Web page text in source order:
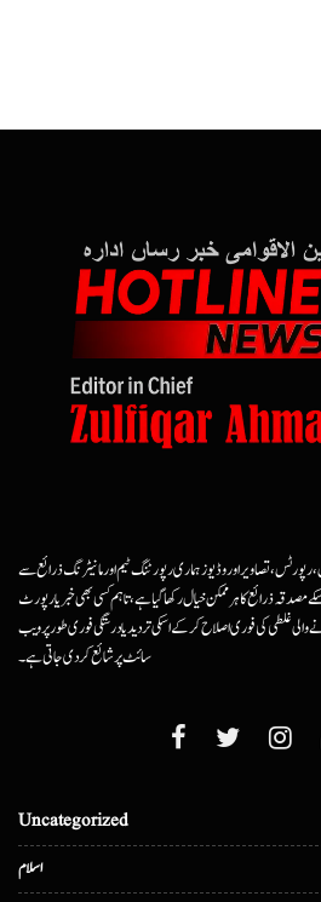
رپورٹس، تصاویر اور وڈیوز ہماری رپورٹنگ ٹیم اور مانیٹرنگ ذرائع سے
ذرائع کا ہرممکن خیال رکھا گیا ہے، تاہم کسی بھی خبر یا رپورٹ
والی غلطی کی فوری اصلاح کرکے اسکی تردید یا درستگی فوری طور پر ویب
سائٹ پر شائع کردی جاتی ہے۔
Uncategorized
اسلام